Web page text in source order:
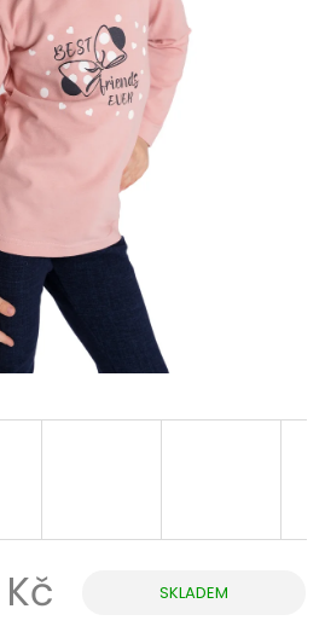
MěrnáSKLADEM